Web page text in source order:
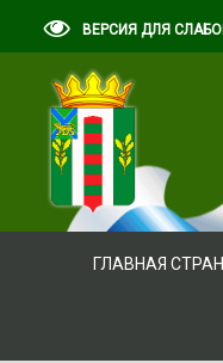
ВЕРСИЯ ДЛЯ
ГЛАВНАЯ